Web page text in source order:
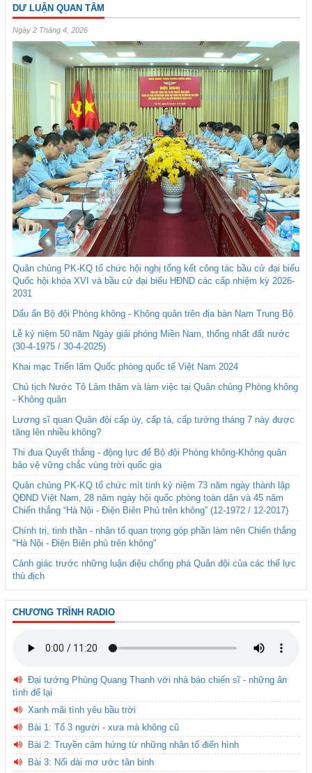
DƯ LUẬN QUAN TÂM
Ngày 2 Tháng 4, 2026
Quân chủng PK-KQ tổ chức hội nghị tổng kết công tác bầu cử đại biểu
Quốc hội khóa XVI và bầu cử đại biểu HĐND các cấp nhiệm kỳ 2026-
2031
Dấu ấn Bộ đội Phòng không - Không quân trên địa bàn Nam Trung Bộ
Lễ kỷ niệm 50 năm Ngày giải phóng Miền Nam, thống nhất đất nước
(30-4-1975 / 30-4-2025)
Khai mạc Triển lãm Quốc phòng quốc tế Việt Nam 2024
Chủ tịch Nước Tô Lâm thăm và làm việc tại Quân chủng Phòng không
- Không quân
Lương sĩ quan Quân đội cấp úy, cấp tá, cấp tướng tháng 7 này được
tăng lên nhiều không?
Thi đua Quyết thắng - động lực để Bộ đội Phòng không-Không quân
bảo vệ vững chắc vùng trời quốc gia
Quân chủng PK-KQ tổ chức mít tinh kỷ niệm 73 năm ngày thành lập
QĐND Việt Nam, 28 năm ngày hội quốc phòng toàn dân và 45 năm
Chiến thắng “Hà Nội - Điện Biên Phủ trên không” (12-1972 / 12-2017)
Chính trị, tinh thần - nhân tố quan trọng góp phần làm nên Chiến thắng
"Hà Nội - Điện Biên phủ trên không"
Cảnh giác trước những luận điệu chống phá Quân đội của các thế lực
thù địch
CHƯƠNG TRÌNH RADIO
Đại tướng Phùng Quang Thanh với nhà báo chiến sĩ - những ân
tình để lại
Xanh mãi tình yêu bầu trời
Bài 1: Tổ 3 người - xưa mà không cũ
Bài 2: Truyền cảm hứng từ những nhân tố điển hình
Bài 3: Nối dài mơ ước tân binh